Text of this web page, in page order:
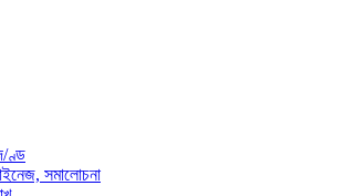
ণ্ড
সমালোচনা